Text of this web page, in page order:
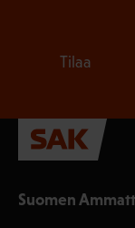
Suomen
Tilaa